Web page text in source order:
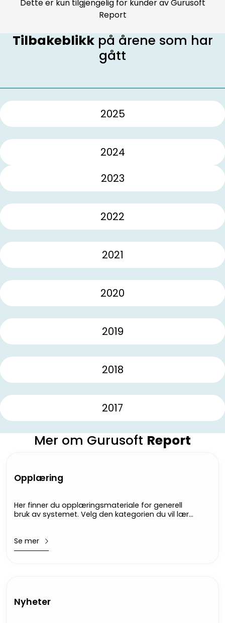
Dette er kun tilgjengelig for kunder av Gurusoft
Report
Tilbakeblikkpå årene som har
gått
2023
2022
2021
2020
2019
2018
2017
2025
2024
Opplæring
Her finner du opplæringsmateriale for generell
bruk av systemet. Velg den kategorien du vil lære
Se mer
Nyheter
Mer om Gurusoft Report